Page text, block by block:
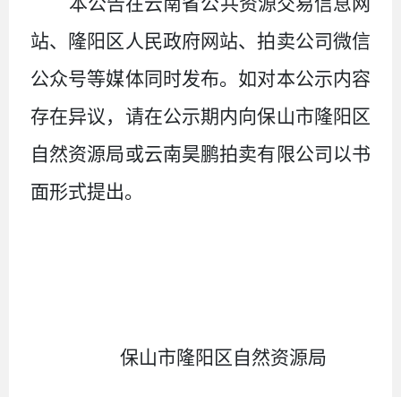
站、隆阳区人民政府网站、拍卖公司微信
公众号等媒体同时发布。如对本公示内容
存在异议，请在公示期内向保山市隆阳区
自然资源局或云南昊鹏拍卖有限公司 以书
面形式提出。
保山市隆阳区自然资源局